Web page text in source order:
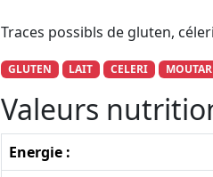
Traces possibls de gluten,
GLUTEN LAIT CELERI
Valeurs
Energie :